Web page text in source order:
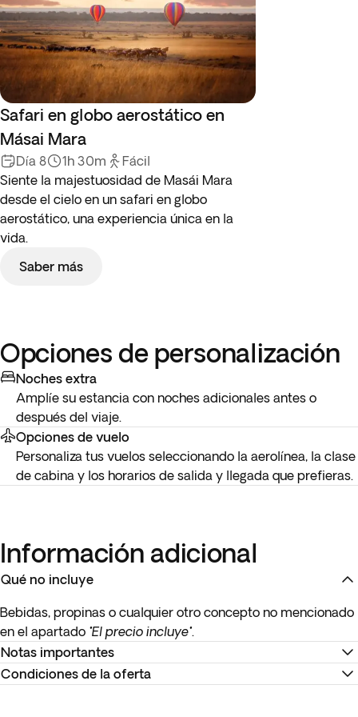
Safari en globo aerostático en
Másai Mara
Día 8 1h 30m
Fácil
Siente la majestuosidad de Masái Mara
desde el cielo en un safari en globo
aerostático, una experiencia única en la
vida.
Saber más
Opciones de personalización
Noches extra
Amplíe su estancia con noches adicionales antes o
después del viaje.
Opciones de vuelo
Personaliza tus vuelos seleccionando la aerolínea, la clase
de cabina y los horarios de salida y llegada que prefieras.
Información adicional
Qué no incluye
Bebidas, propinas o cualquier otro concepto no mencionado
en el apartado "El precio incluye".
Notas importantes
Para que podamos completar tu reserva es obligatorio que
Condiciones de la oferta